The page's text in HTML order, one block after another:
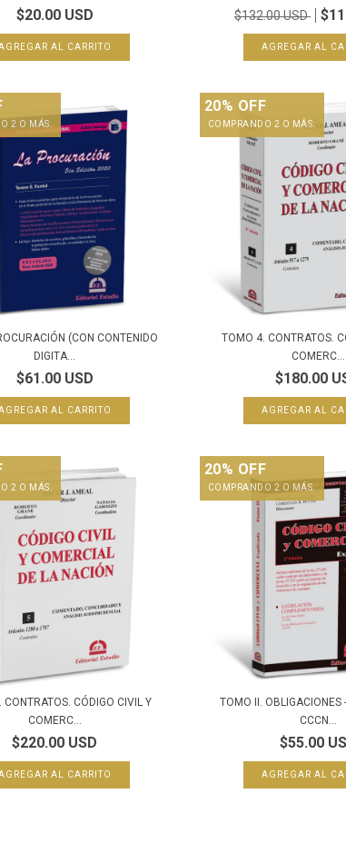
$20.00 USD $132.00 USD
2 O MÁS.
(CON CONTENIDO
DIGITA...
$61.00 USD
20% OFF
COMPRANDO 2 O MÁS.
TOMO 4. CONTRATOS.
COMERC...
$180.00
2 O MÁS.
CONTRATOS. CÓDIGO CIVIL Y
COMERC...
$220.00 USD
20% OFF
COMPRANDO 2 O MÁS.
TOMO II. OBLIGACIONES
CCCN...
$55.00